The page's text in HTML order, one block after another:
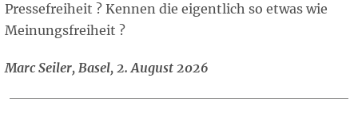
Pressefreiheit ? Kennen die eigentlich so etwas wie
Meinungsfreiheit ?
Marc Seiler, Basel, 2. August 2026